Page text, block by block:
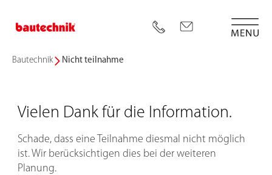
Bautechnik Nicht teilnahme
Vielen Dank für die Information.
Schade, dass eine Teilnahme diesmal nicht möglich
ist. Wir berücksichtigen dies bei der weiteren
Planung.